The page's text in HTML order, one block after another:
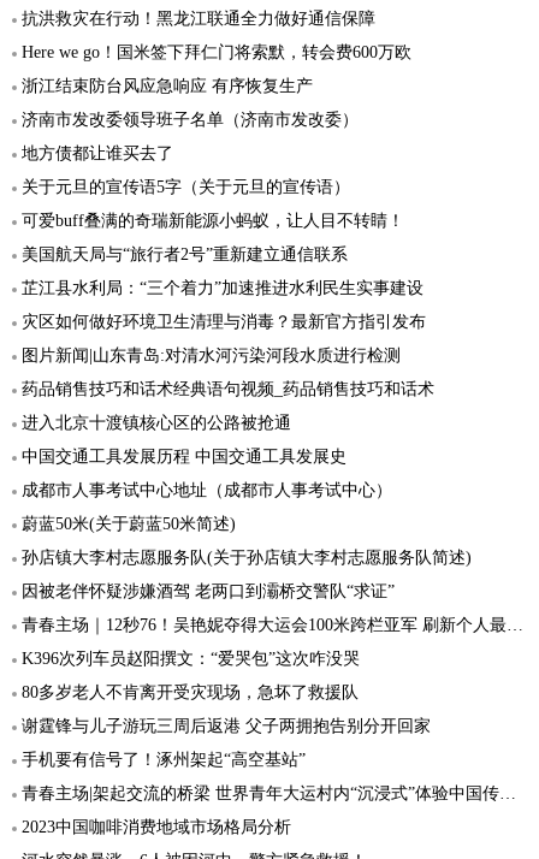
抗洪救灾在行动！黑龙江联通全力做好通信保障
Here we go！国米签下拜仁门将索默，转会费600万欧
浙江结束防台风应急响应 有序恢复生产
济南市发改委领导班子名单（济南市发改委）
地方债都让谁买去了
关于元旦的宣传语5字（关于元旦的宣传语）
可爱buff叠满的奇瑞新能源小蚂蚁，让人目不转睛！
美国航天局与“旅行者2号”重新建立通信联系
芷江县水利局：“三个着力”加速推进水利民生实事建设
灾区如何做好环境卫生清理与消毒？最新官方指引发布
图片新闻|山东青岛:对清水河污染河段水质进行检测
药品销售技巧和话术经典语句视频_药品销售技巧和话术
进入北京十渡镇核心区的公路被抢通
中国交通工具发展历程 中国交通工具发展史
成都市人事考试中心地址（成都市人事考试中心）
蔚蓝50米(关于蔚蓝50米简述)
孙店镇大李村志愿服务队(关于孙店镇大李村志愿服务队简述)
因被老伴怀疑涉嫌酒驾 老两口到灞桥交警队“求证”
青春主场｜12秒76！吴艳妮夺得大运会100米跨栏亚军 刷新个人最好成绩
K396次列车员赵阳撰文：“爱哭包”这次咋没哭
80多岁老人不肯离开受灾现场，急坏了救援队
谢霆锋与儿子游玩三周后返港 父子两拥抱告别分开回家
手机要有信号了！涿州架起“高空基站”
青春主场|架起交流的桥梁 世界青年大运村内“沉浸式”体验中国传统文化
2023中国咖啡消费地域市场格局分析